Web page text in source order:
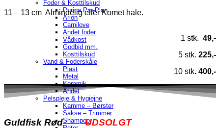
Foder & Kosttilskud
Purina Pro-Plan
Arion
Carnilove
Andet foder
Vådkost
Godbid mm.
Kosttilskud
Vand & Foderskåle
Plast
Metal
Keramik
Andet
Pelspleje & Hygiejne
Kamme – Børster
Sakse – Trimmer
Shampoo
11 – 13 cm Almindelig eller Komet hale.
1 stk. 49,-
5 stk. 225,-
10 stk. 400,-
Guldfisk RødUDSOLGT